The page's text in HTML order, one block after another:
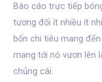
Báo cáo trực tiếp
tương đối ít nhiều ít
bốn chi tiêu mang
mang tới nó vươn lên
chủng cái.